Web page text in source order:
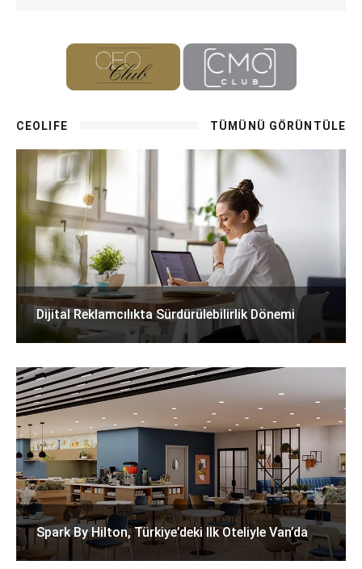
CEOLIFE TÜMÜNÜ GÖRÜNTÜLE
Dijital Reklamcılıkta Sürdürülebilirlik Dönemi
Spark By Hilton, Türkiye’deki Ilk Oteliyle Van’da